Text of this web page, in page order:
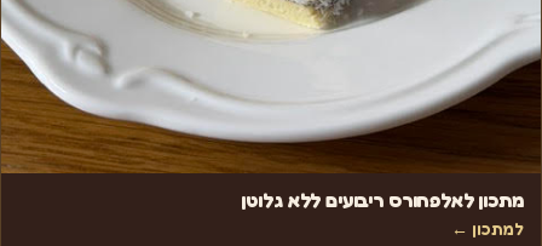
מתכון לאלפחורס ריבועים ללא גלוטן
למתכון ←